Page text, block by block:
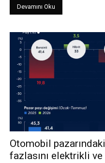
Devamını Oku
Otomobil
fazlasını elektrikli